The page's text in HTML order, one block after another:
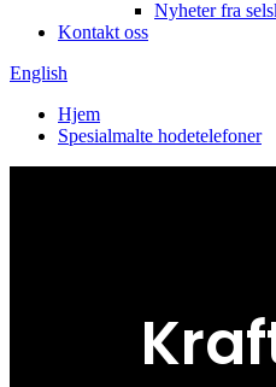
Nyheter fra
Kontakt oss
English
Hjem
Spesialmalte hodetelefoner